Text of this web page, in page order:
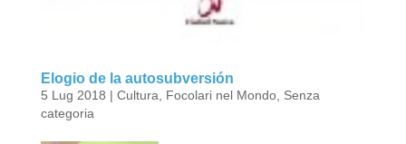
Elogio de la autosubversión
5 Lug 2018 | Cultura, Focolari nel Mondo, Senza
categoria